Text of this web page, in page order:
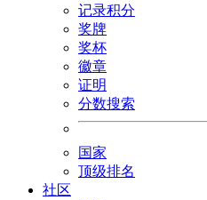
记录积分
奖牌
奖杯
徽章
证明
分数搜索
国家
顶级排名
社区